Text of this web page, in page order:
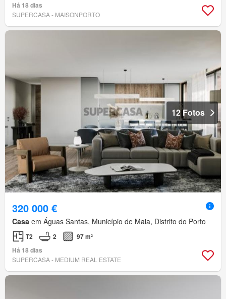
Há 18 dias
SUPERCASA - MAISONPORTO
12 Fotos
320 000 €
Casa em Águas Santas, Município de Maia, Distrito do Porto
T2 2
97 m²
Há 18 dias
SUPERCASA - MEDIUM REAL ESTATE